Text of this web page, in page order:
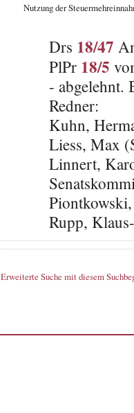
Nutzung der
Drs 18/47
PlPr 18/5
- abgelehnt.
Redner:
Kuhn,
Liess, Max
Linnert,
Rupp,
Erweiterte Suche mit diesem